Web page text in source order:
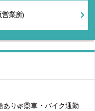
営業所)
り🌿🙆車・バイク通勤